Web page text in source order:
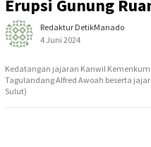
Erupsi Gunung
Redaktur DetikManado
4 Juni 2024
Kedatangan jajaran Kanwil
Tagulandang Alfred Awoah beserta
Sulut)